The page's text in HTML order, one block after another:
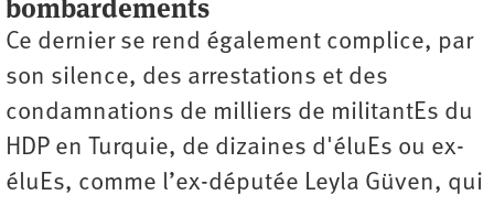
bombardements
Ce dernier se rend également complice, par
son silence, des arrestations et des
condamnations de milliers de militantEs du
HDP en Turquie, de dizaines d'éluEs ou ex-
éluEs, comme l’ex-députée Leyla Güven, qui